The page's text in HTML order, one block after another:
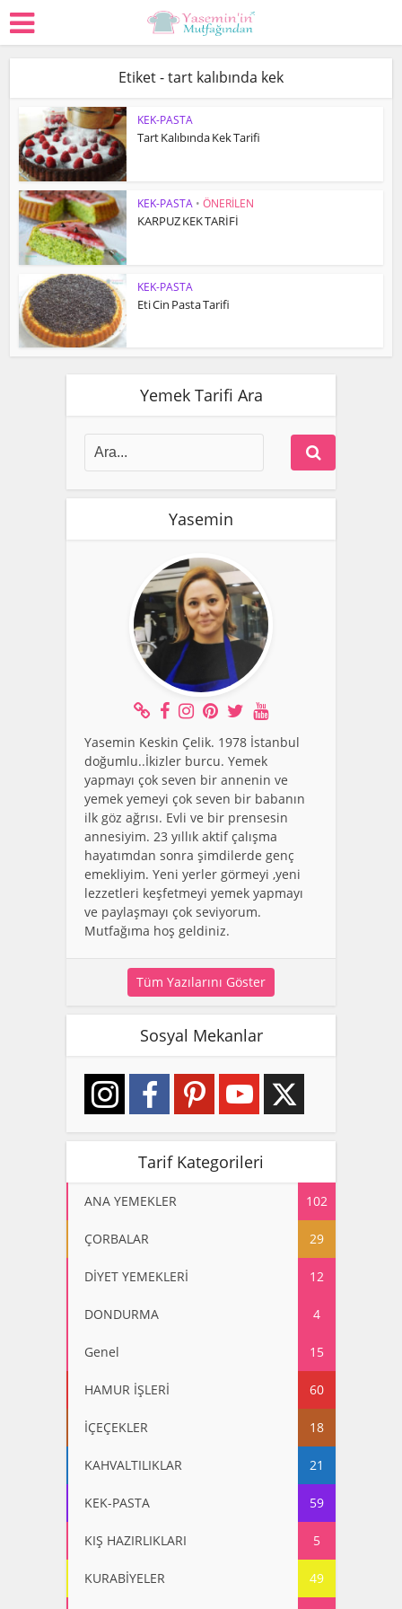
Etiket - tart kalıbında kek
KEK-PASTA
Tart Kalıbında Kek Tarifi
KEK-PASTA • ÖNERİLEN
KARPUZ KEK TARİFİ
KEK-PASTA
Eti Cin Pasta Tarifi
Yemek Tarifi Ara
Yasemin
Yasemin Keskin Çelik. 1978 İstanbul
doğumlu..İkizler burcu. Yemek
yapmayı çok seven bir annenin ve
yemek yemeyi çok seven bir babanın
ilk göz ağrısı. Evli ve bir prensesin
annesiyim. 23 yıllık aktif çalışma
hayatımdan sonra şimdilerde genç
emekliyim. Yeni yerler görmeyi ,yeni
lezzetleri keşfetmeyi yemek yapmayı
ve paylaşmayı çok seviyorum.
Mutfağıma hoş geldiniz.
Tüm Yazılarını Göster
Sosyal Mekanlar
Tarif Kategorileri
ANA YEMEKLER 102
ÇORBALAR 29
DİYET YEMEKLERİ 12
DONDURMA 4
Genel 15
HAMUR İŞLERİ 60
İÇEÇEKLER 18
KAHVALTILIKLAR 21
KEK-PASTA 59
KIŞ HAZIRLIKLARI 5
KURABİYELER 49